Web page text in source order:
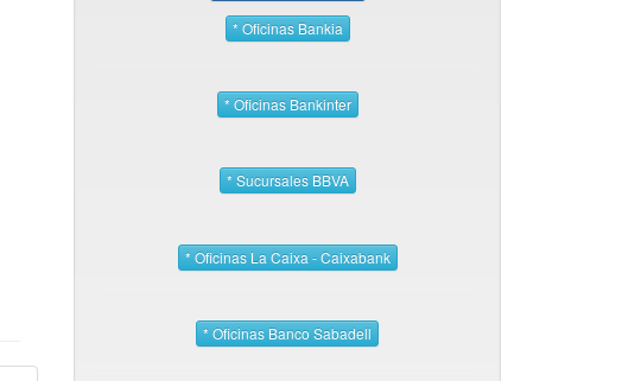
* Oficinas Bankia
* Oficinas Bankinter
* Sucursales BBVA
* Oficinas La Caixa - Caixabank
* Oficinas Banco Sabadell